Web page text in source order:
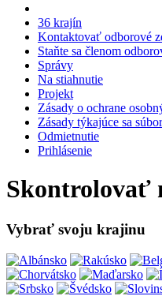
36 krajín
Kontaktovať odborové
Staňte sa členom
Správy
Na stiahnutie
Projekt
Zásady o ochrane
Zásady týkajúce sa
Odmietnutie
Prihlásenie
Skontrolovať
Vybrať svoju krajinu